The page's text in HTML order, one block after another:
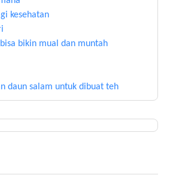
kesehatan
bikin mual dan muntah
daun salam untuk dibuat teh